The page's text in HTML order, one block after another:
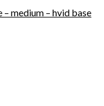
medium – hvid base